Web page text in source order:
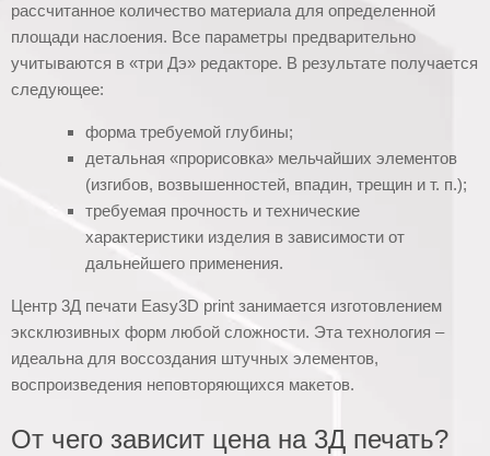
рассчитанное количество материала для определенной
площади наслоения. Все параметры предварительно
учитываются в «три Дэ» редакторе. В результате получается
следующее:
форма требуемой глубины;
детальная «прорисовка» мельчайших элементов
(изгибов, возвышенностей, впадин, трещин и т. п.);
требуемая прочность и технические
характеристики изделия в зависимости от
дальнейшего применения.
Центр 3Д печати Easy3D print занимается изготовлением
эксклюзивных форм любой сложности. Эта технология –
идеальна для воссоздания штучных элементов,
воспроизведения неповторяющихся макетов.
От чего зависит цена на 3Д печать?